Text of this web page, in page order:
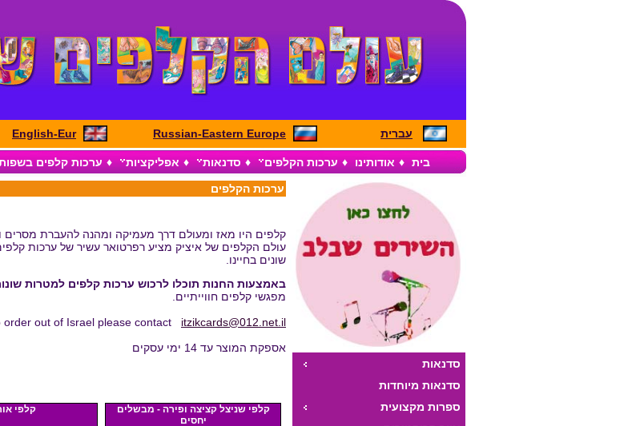
עברית Russian-Eastern Europe
English-Eur
בית ♦ אודותינו ♦ ערכות הקלפים ♦ סדנאות ♦ אפליקציות ♦ ערכות קלפים
סדנאות
סדנאות מיוחדות
ספרות מקצועית
ערכות הקלפים
קלפים היו מאז ומעולם דרך מעמיקה ומהנה להעברת
עולם הקלפים של איציק מציע רפרטואר עשיר של ערכות
שונים בחיינו.
באמצעות החנות תוכלו לרכוש ערכות קלפים למטרות
מפגשי קלפים חווייתיים.
order out of Israel please contact itzikcards@012.net.il
אספקת המוצר עד 14 ימי עסקים
קלפי שניצל קציצה ופירה - מבשלים
יחסים
קלפי